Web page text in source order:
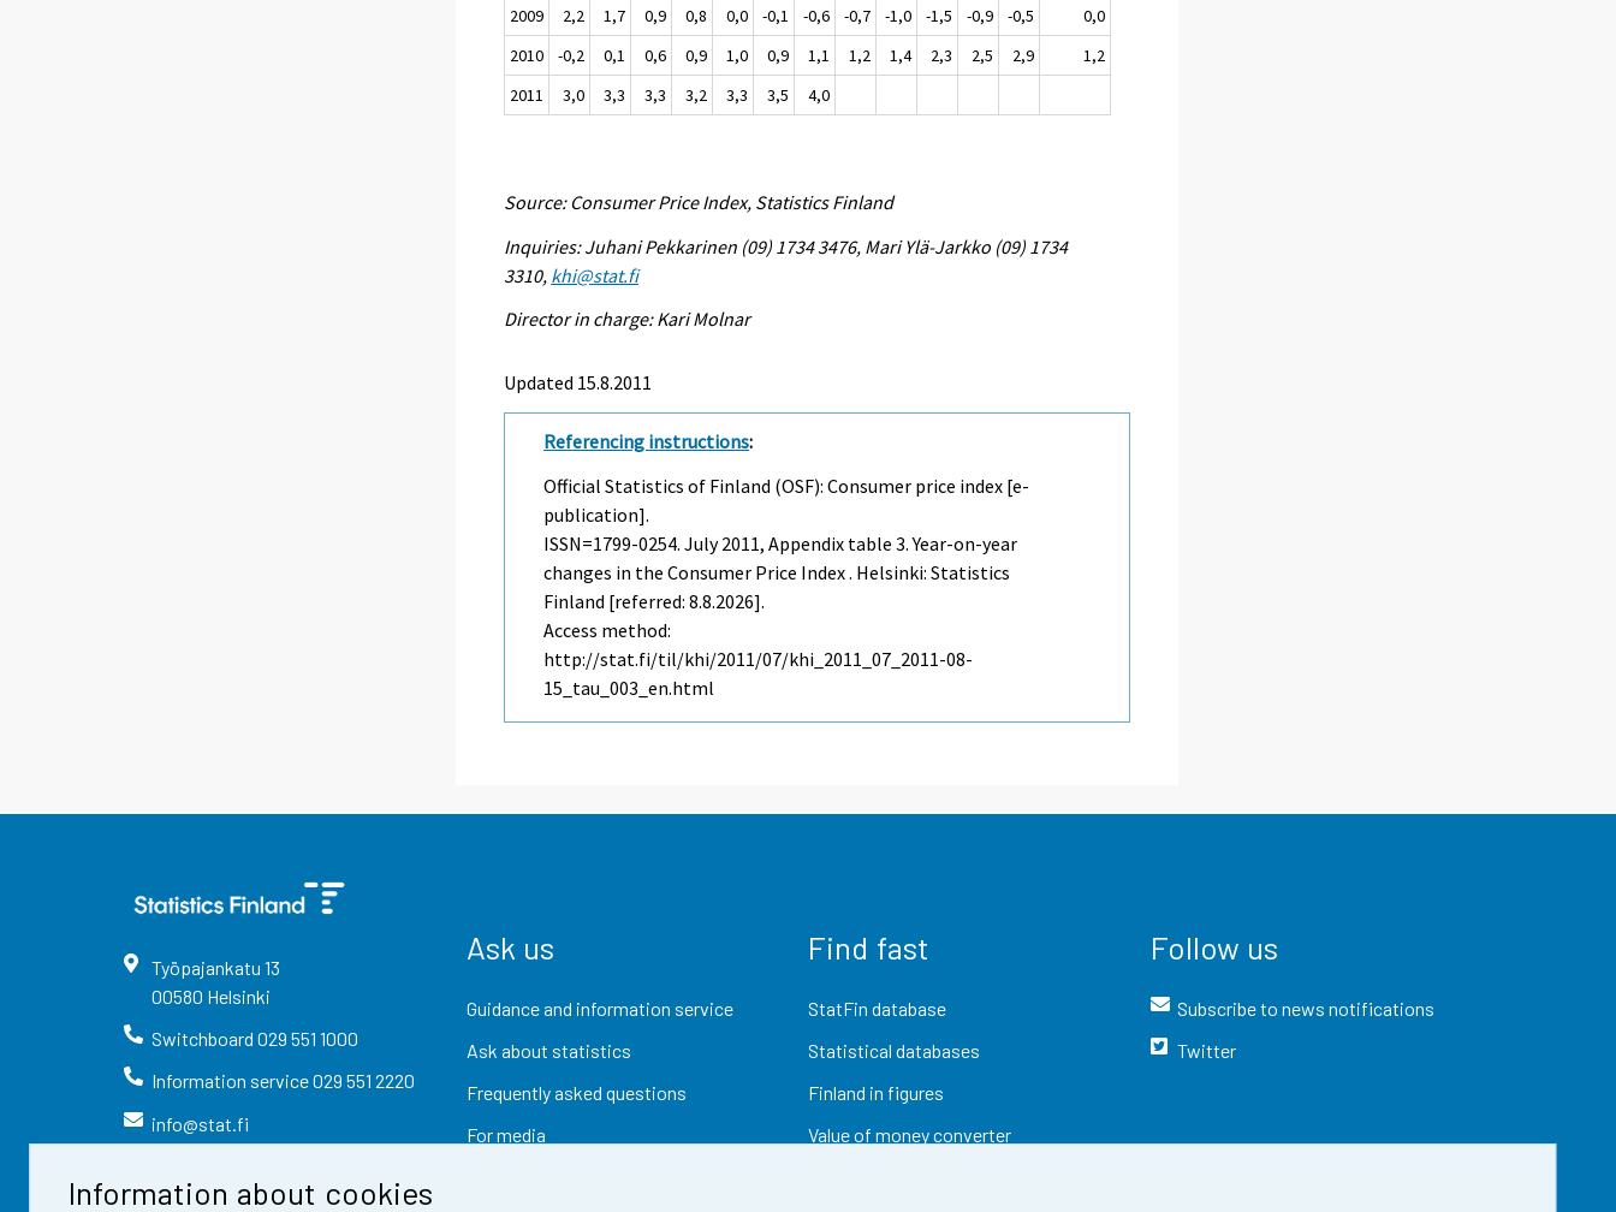
Information about cookies
2009
2,2 1,7 0,9 0,8 0,0 -0,1 -0,6 -0,7 -1,0 -1,5 -0,9 -0,5
0,0
2010
-0,2 0,1 0,6 0,9 1,0 0,9 1,1 1,2 1,4 2,3 2,5 2,9
1,2
2011
3,0 3,3 3,3 3,2 3,3 3,5 4,0
Source: Consumer Price Index, Statistics Finland
Inquiries: Juhani Pekkarinen (09) 1734 3476, Mari Ylä-Jarkko (09) 1734
3310, khi@stat.fi
Director in charge: Kari Molnar
Updated 15.8.2011
Referencing instructions:
Official Statistics of Finland (OSF): Consumer price index [e-
publication].
ISSN=1799-0254.July2011, Appendix table 3. Year-on-year
changes in the Consumer Price Index . Helsinki: Statistics
Finland [referred: 8.8.2026].
Access method:
http://stat.fi/til/khi/2011/07/khi_2011_07_2011-08-
15_tau_003_en.html
Työpajankatu 13
00580 Helsinki
Switchboard 029 551 1000
Information service029 551 2220
info@stat.fi
Ask us
Guidance and information service
Ask about statistics
Frequently asked questions
For media
Find fast
StatFin database
Statistical databases
Finland in figures
Value of money converter
Follow us
Subscribe to news notifications
Twitter